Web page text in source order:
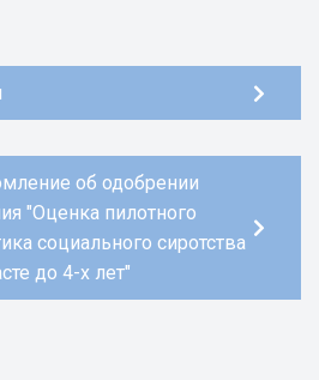
об одобрении
"Оценка пилотного
социального сиротства
до 4-х лет"